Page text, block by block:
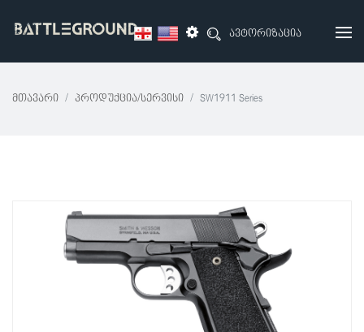
ავტორიზაცია
Მთავარი Პროდუქცია/სერვისი SW1911 Series